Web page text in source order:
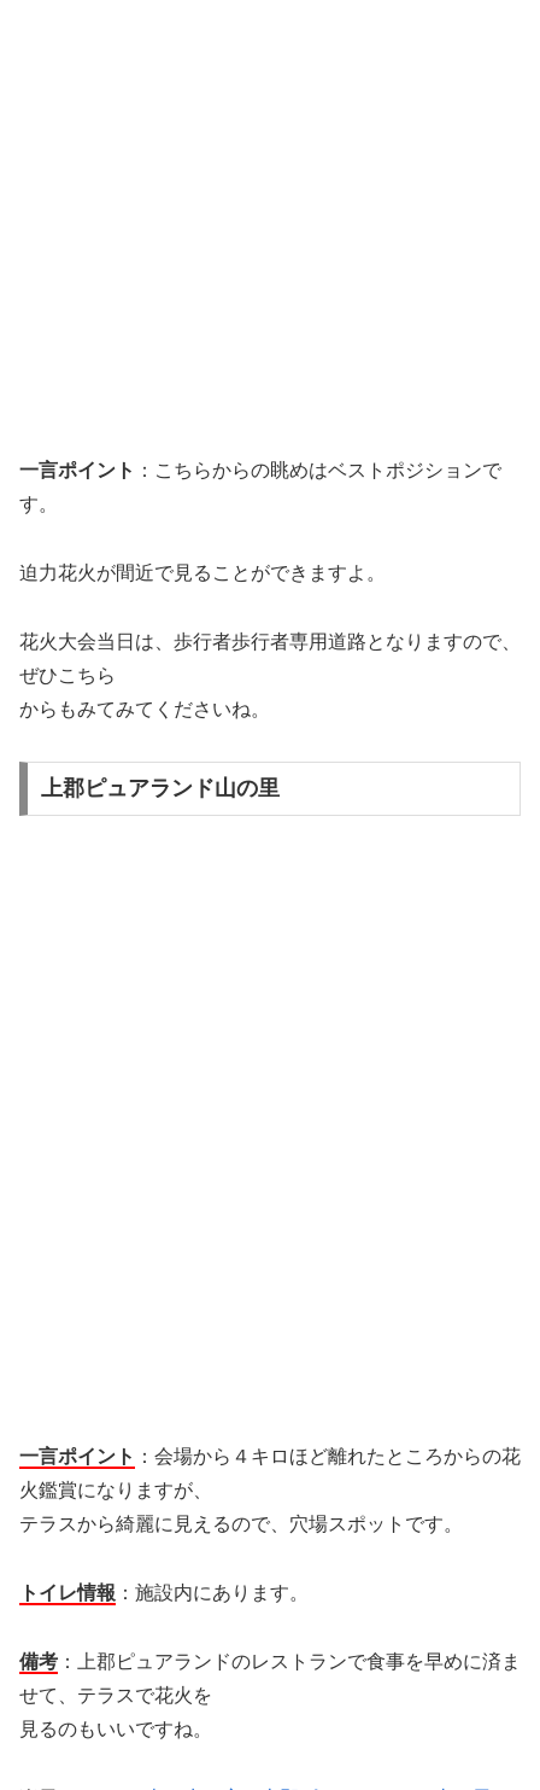
一言ポイント ：こちらからの眺めはベストポジションで
す。
迫力花火が間近で見ることができますよ。
花火大会当日は、歩行者歩行者専用道路となりますので、
ぜひこちら
からもみてみてくださいね。
上郡ピュアランド山の里
一言ポイント ：会場から４キロほど離れたところからの花
火鑑賞になりますが、
テラスから綺麗に見えるので、穴場スポットです。
トイレ情報 ：施設内にあります。
備考 ：上郡ピュアランドのレストランで食事を早めに済ま
せて、テラスで花火を
見るのもいいですね。